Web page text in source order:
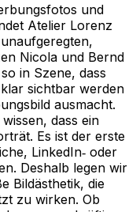
und
Atelier Lorenz
Nicola und Bernd
in Szene, dass
sichtbar werden
ausmacht.
dass ein
Es ist der erste
LinkedIn‑ oder
Deshalb legen wir
Bildästhetik, die
zu wirken. Ob